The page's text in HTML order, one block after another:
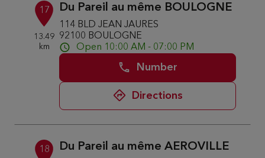
17
13.49
km
Du Pareil au même BOULOGNE
114 BLD JEAN JAURES
92100 BOULOGNE
Open 10:00 AM - 07:00 PM
Number
Directions
18 Du Pareil au même AEROVILLE